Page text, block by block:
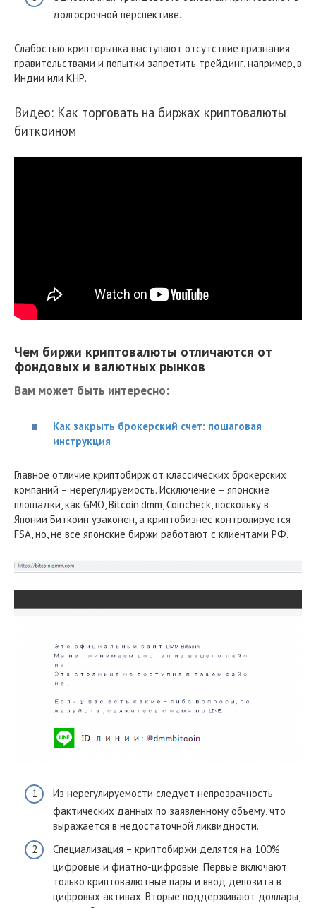
долгосрочной перспективе.
Слабостью крипторынка выступают отсутствие признания
правительствами и попытки запретить трейдинг, например, в
Индии или КНР.
Видео: Как торговать на биржах криптовалюты
биткоином
Чем биржи криптовалюты отличаются от
фондовых и валютных рынков
Вам может быть интересно:
Как закрыть брокерский счет: пошаговая
инструкция
Главное отличие криптобирж от классических брокерских
компаний – нерегулируемость. Исключение – японские
площадки, как GMO, Bitcoin.dmm, Coincheck, поскольку в
Японии Биткоин узаконен, а криптобизнес контролируется
FSA, но, не все японские биржи работают с клиентами РФ.
Из нерегулируемости следует непрозрачность
фактических данных по заявленному объему, что
выражается в недостаточной ликвидности.
Специализация – криптобиржи делятся на 100%
цифровые и фиатно-цифровые. Первые включают
только криптовалютные пары и ввод депозита в
цифровых активах. Вторые поддерживают доллары,